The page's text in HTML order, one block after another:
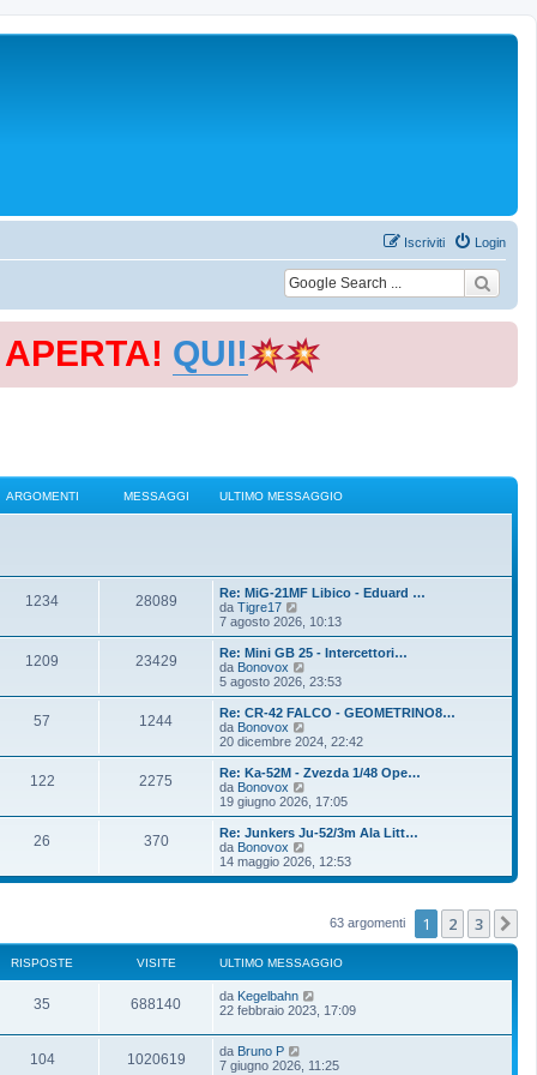
Login
Iscriviti
QUI!
ARGOMENTI MESSAGGI ULTIMO MESSAGGIO
1234 28089
Re: MiG-21MF Libico - Eduard …
da Tigre17
e
d
i
u
l
i
m
o
m
s
s
a
g
g
i
o
7 agosto 2026, 10:13
1209 23429
Re: Mini GB 25 - Intercettori…
da Bonovox
e
d
i
l
i
m
o
m
s
a
g
5 agosto 2026, 23:53
57 1244
Re: CR-42 FALCO - GEOMETRINO8…
da Bonovox
e
d
i
l
t
m
o
m
e
g
g
i
o
20 dicembre 2024, 22:42
122 2275
Re: Ka-52M - Zvezda 1/48 Ope…
da Bonovox
e
d
i
l
i
e
s
g
g
19 giugno 2026, 17:05
26 370
Re: Junkers Ju-52/3m Ala Litt…
da Bonovox
e
d
i
m
m
e
s
s
g
14 maggio 2026, 12:53
63 argomenti 1 2 3
RISPOSTE VISITE ULTIMO MESSAGGIO
35 688140 da Kegelbahn
22 febbraio 2023, 17:09
104 1020619 da Bruno P
7 giugno 2026, 11:25